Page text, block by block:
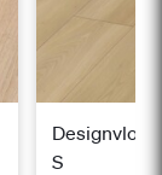
Designvloer
S